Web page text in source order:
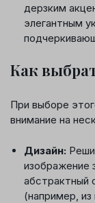
дерзким
элегантным
Как
При выборе
внимание на
Дизайн:
изображение
абстрактный
(например, из